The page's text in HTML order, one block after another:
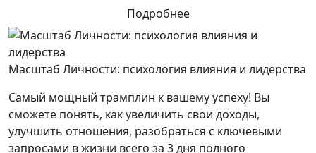
Подробнее
Масштаб Личности: психология влияния и лидерства
Самый мощный трамплин к вашему успеху! Вы
сможете понять, как увеличить свои доходы,
улучшить отношения, разобраться с ключевыми
запросами в жизни всего за 3 дня полного